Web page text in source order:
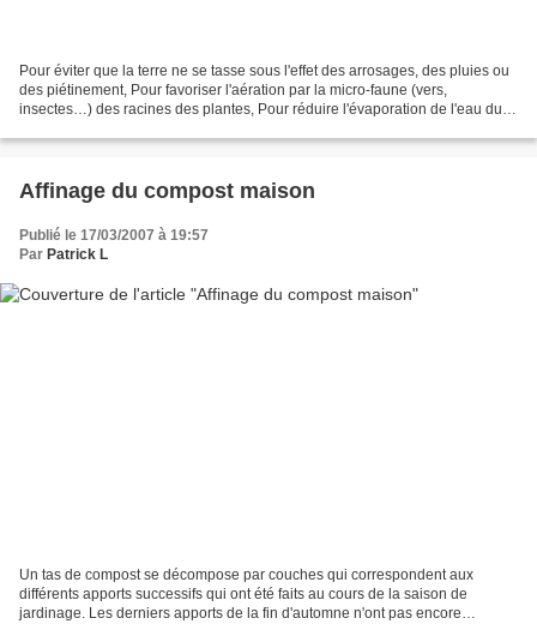
Pour éviter que la terre ne se tasse sous l'effet des arrosages, des pluies ou
des piétinement, Pour favoriser l'aération par la micro-faune (vers,
insectes…) des racines des plantes, Pour réduire l'évaporation de l'eau du
Affinage du compost maison
Publié le 17/03/2007 à 19:57
Par Patrick L
Un tas de compost se décompose par couches qui correspondent aux
différents apports successifs qui ont été faits au cours de la saison de
jardinage. Les derniers apports de la fin d'automne n'ont pas encore